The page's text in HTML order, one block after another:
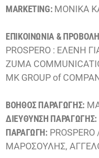
MARKETING: ΜΟΝΙΚΑ
ΕΠΙΚΟΙΝΩΝΙΑ &
PROSPERO : ΕΛΕΝΗ
ZUMA
MK GROUP of
ΒΟΗΘΟΣ ΠΑΡΑΓΩΓΗΣ:
ΔΙΕΥΘΥΝΣΗ ΠΑΡΑΓΩΓΗΣ:
ΠΑΡΑΓΩΓΗ:
ΜΑΡΟΣΟΥΛΗΣ,